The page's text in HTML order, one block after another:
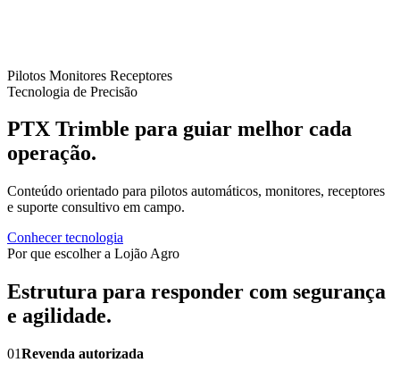
Pilotos Monitores Receptores
Tecnologia de Precisão
PTX Trimble para guiar melhor cada
operação.
Conteúdo orientado para pilotos automáticos, monitores, receptores
e suporte consultivo em campo.
Conhecer tecnologia
Por que escolher a Lojão Agro
Estrutura para responder com segurança
e agilidade.
01Revenda autorizada